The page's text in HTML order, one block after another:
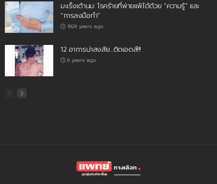
มะเร็งเต้านม: โรคร้ายที่พ่ายแพ้ได้ด้วย “ความรู้” และ
“การลงมือทำ”
1826 years ago
12 อาการน่าสงสัย…ติดเอดส์!!!
6 years ago